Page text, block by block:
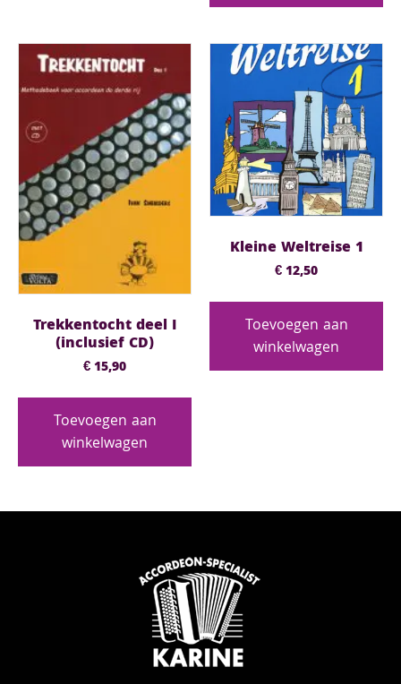
Trekkentocht deel I
(inclusief CD)
€15,90
Toevoegen aan
winkelwagen
Kleine Weltreise 1
€12,50
Toevoegen aan
winkelwagen